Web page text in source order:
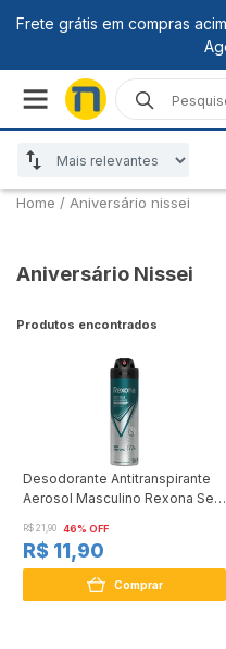
Home / Aniversário nissei
Aniversário Nissei
Produtos encontrados
Desodorante Antitranspirante
Aerosol Masculino Rexona Sem
R$ 21,90 46% OFF
R$ 11,90
Comprar